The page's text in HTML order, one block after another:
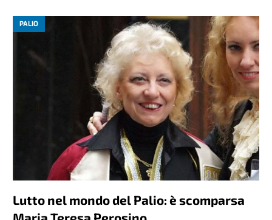
PALIO
Lutto nel mondo del Palio: è scomparsa